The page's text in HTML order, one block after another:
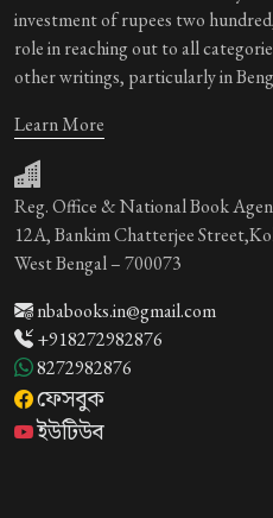
investment of rupees two
role in reaching out to all
other writings, particularly in
Learn More
Reg. Office & National Book
12A, Bankim Chatterjee
West Bengal – 700073
nbabooks.in@gmail.com
+918272982876
8272982876
ফেসবুক
ইউটিউব